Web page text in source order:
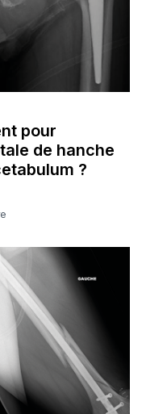
pour
de hanche
?